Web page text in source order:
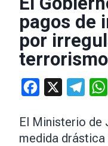
pagos de
por
Facebook
El Ministerio de
medida